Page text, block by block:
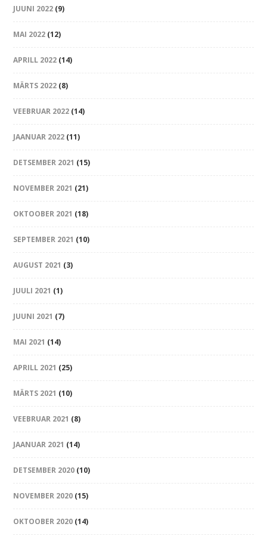
JUUNI 2022 (9)
MAI 2022 (12)
APRILL 2022 (14)
MÄRTS 2022 (8)
VEEBRUAR 2022 (14)
JAANUAR 2022 (11)
DETSEMBER 2021 (15)
NOVEMBER 2021 (21)
OKTOOBER 2021 (18)
SEPTEMBER 2021 (10)
AUGUST 2021 (3)
JUULI 2021 (1)
JUUNI 2021 (7)
MAI 2021 (14)
APRILL 2021 (25)
MÄRTS 2021 (10)
VEEBRUAR 2021 (8)
JAANUAR 2021 (14)
DETSEMBER 2020 (10)
NOVEMBER 2020 (15)
OKTOOBER 2020 (14)